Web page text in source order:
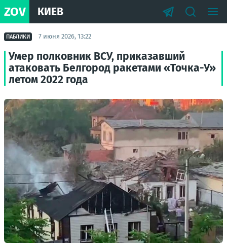
ZOV КИЕВ
ПАБЛИКИ 7 июня 2026, 13:22
Умер полковник ВСУ, приказавший
атаковать Белгород ракетами «Точка-У»
летом 2022 года